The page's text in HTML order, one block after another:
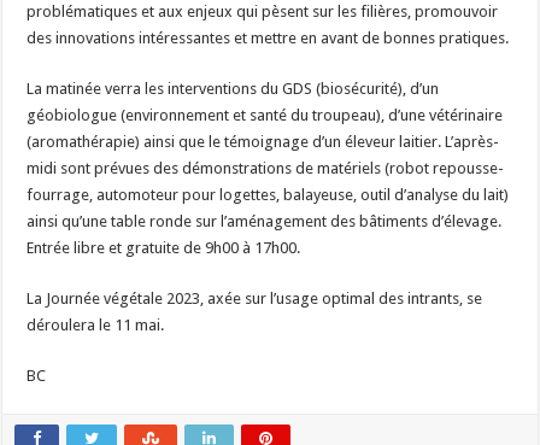
problématiques et aux enjeux qui pèsent sur les filières, promouvoir
des innovations intéressantes et mettre en avant de bonnes pratiques.
La matinée verra les interventions du GDS (biosécurité), d’un
géobiologue (environnement et santé du troupeau), d’une vétérinaire
(aromathérapie) ainsi que le témoignage d’un éleveur laitier. L’après-
midi sont prévues des démonstrations de matériels (robot repousse-
fourrage, automoteur pour logettes, balayeuse, outil d’analyse du lait)
ainsi qu’une table ronde sur l’aménagement des bâtiments d’élevage.
Entrée libre et gratuite de 9h00 à 17h00.
La Journée végétale 2023, axée sur l’usage optimal des intrants, se
déroulera le 11 mai.
BC